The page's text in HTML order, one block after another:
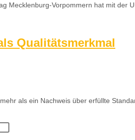
Mecklenburg-Vorpommern hat mit der
Qualitätsmerkmal
als ein Nachweis über erfüllte